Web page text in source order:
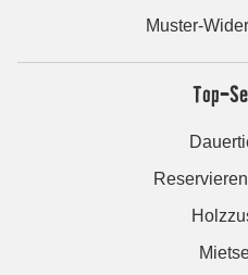
Muster-
Top-